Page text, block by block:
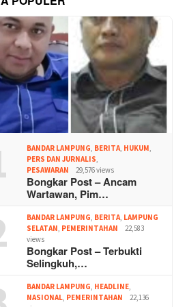
BANDAR LAMPUNG BERITA HUKUM
PERS DAN JURNALIS
PESAWARAN
29,576 views
Bongkar Post – Ancam
Wartawan, Pim…
BANDAR LAMPUNG BERITA LAMPUNG
SELATAN PEMERINTAHAN
22,583
views
Bongkar Post – Terbukti
Selingkuh,…
BANDAR LAMPUNG HEADLINE
NASIONAL PEMERINTAHAN
22,136